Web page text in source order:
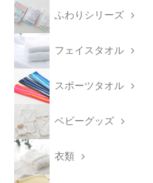
ふわりシリーズ
フェイスタオル
スポーツタオル
ベビーグッズ
衣類